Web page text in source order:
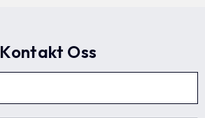
Kontakt Oss